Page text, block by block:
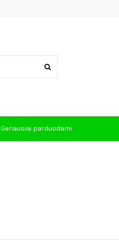
Geriausiai parduodami